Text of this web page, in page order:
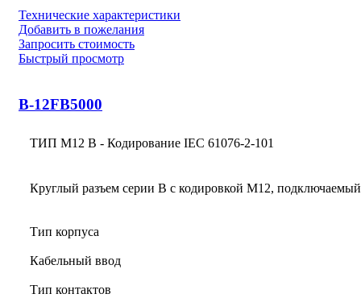
Технические характеристики
Добавить в пожелания
Запросить стоимость
Быстрый просмотр
B-12FB5000
ТИП M12 B - Кодирование IEC 61076-2-101
Круглый разъем серии B с кодировкой M12,
Тип корпуса
Кабельный ввод
Тип контактов